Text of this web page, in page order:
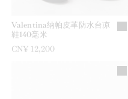
Valentina纳帕皮革防水台凉
鞋140毫米
CN¥ 12,200